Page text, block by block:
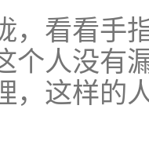
，看看手
个人没有
，这样的